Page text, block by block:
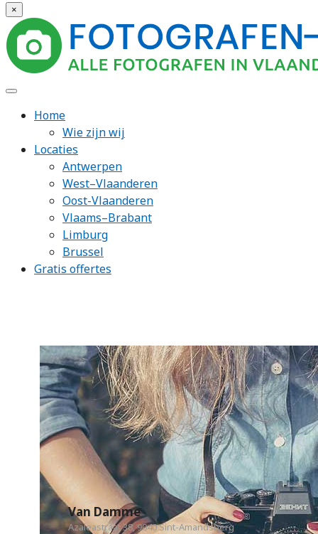
×
Home
Wie zijn wij
Locaties
Antwerpen
West–Vlaanderen
Oost-Vlaanderen
Vlaams–Brabant
Limburg
Brussel
Gratis offertes
Van Damme
Azaleastraat 38, 9040 Sint-Amandsberg